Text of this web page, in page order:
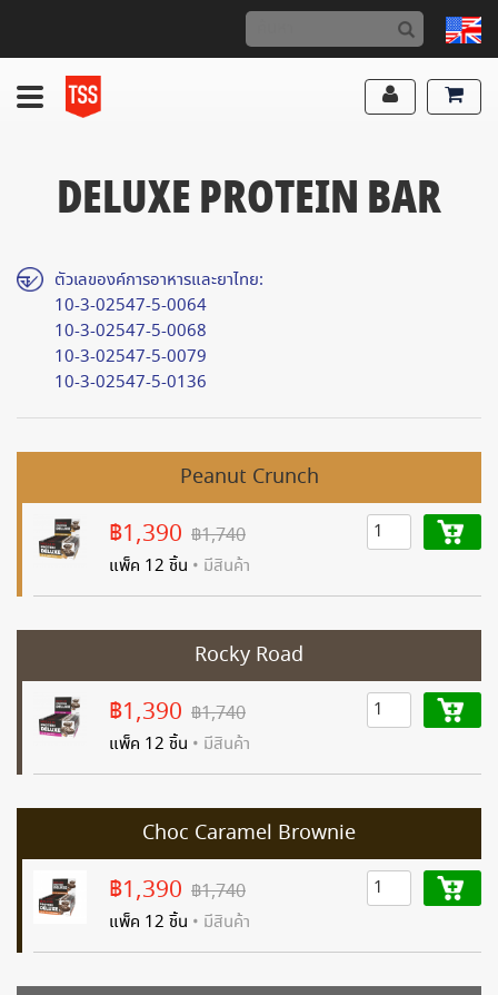
DELUXE PROTEIN BAR
ตัวเลของค์การอาหารและยาไทย:
10-3-02547-5-0064
10-3-02547-5-0068
10-3-02547-5-0079
10-3-02547-5-0136
Peanut Crunch
฿1,390 ฿1,740
แพ็ค 12 ชิ้น • มีสินค้า
Rocky Road
฿1,390 ฿1,740
แพ็ค 12 ชิ้น • มีสินค้า
Choc Caramel Brownie
฿1,390 ฿1,740
แพ็ค 12 ชิ้น • มีสินค้า